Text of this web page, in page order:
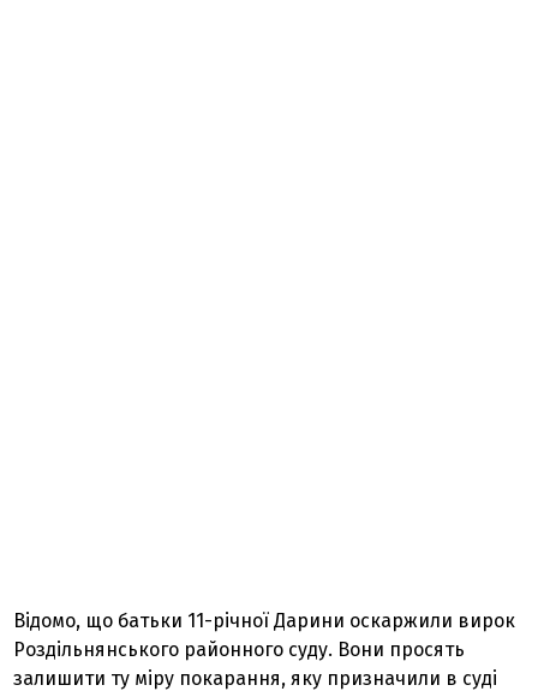
Відомо, що батьки 11-річної Дарини оскаржили вирок
Роздільнянського районного суду. Вони просять
залишити ту міру покарання, яку призначили в суді